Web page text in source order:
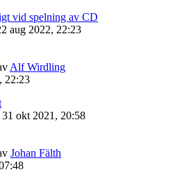
vid spelning av CD
aug 2022, 22:23
Alf Wirdling
22:23
31 okt 2021, 20:58
Johan Fälth